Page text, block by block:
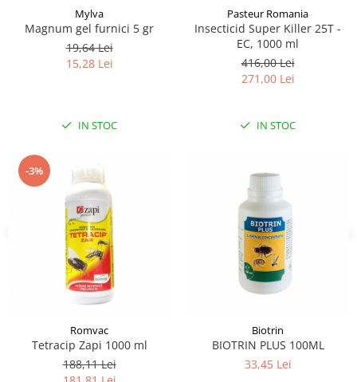
Mylva
Magnum gel furnici 5 gr
19,64 Lei
15,28 Lei
IN STOC
Pasteur Romania
Insecticid Super Killer 25T -
EC, 1000 ml
416,00 Lei
271,00 Lei
IN STOC
-3%
Romvac
Tetracip Zapi 1000 ml
188,11 Lei
Biotrin
BIOTRIN PLUS 100ML
33,45 Lei